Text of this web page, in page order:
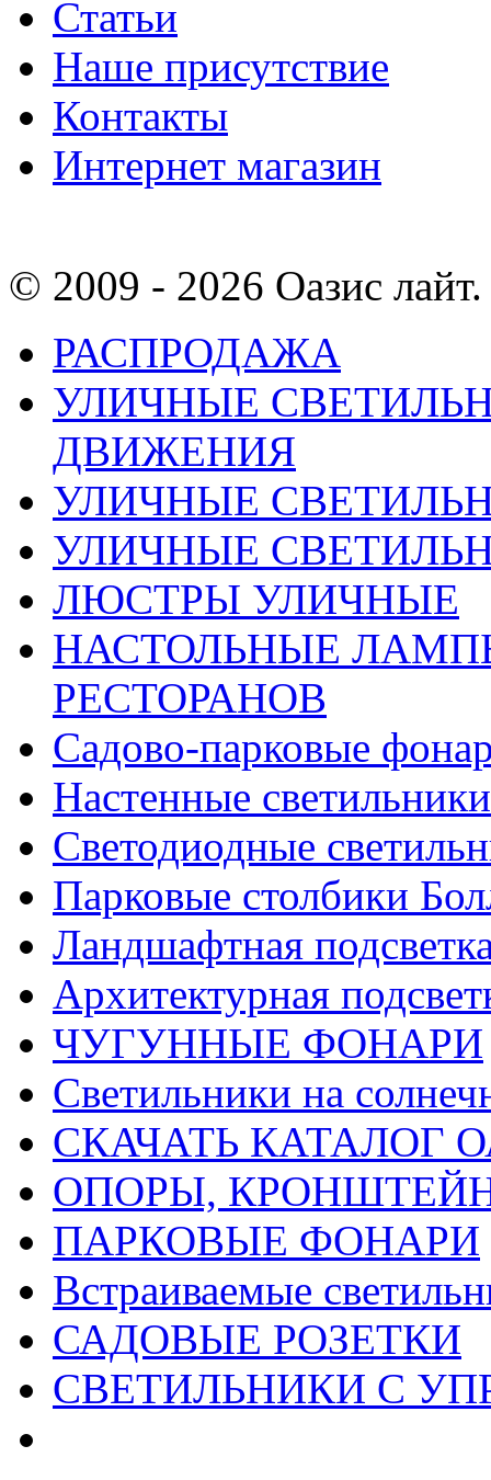
Статьи
Наше присутствие
Контакты
Интернет магазин
© 2009 - 2026 Оазис
РАСПРОДАЖА
УЛИЧНЫЕ
ДВИЖЕНИЯ
УЛИЧНЫЕ
УЛИЧНЫЕ
ЛЮСТРЫ УЛИЧНЫЕ
НАСТОЛЬНЫЕ
РЕСТОРАНОВ
Садово-парковые
Настенные светильники
Светодиодные
Парковые столбики
Ландшафтная
Архитектурная
ЧУГУННЫЕ ФОНАРИ
Светильники на
СКАЧАТЬ КАТАЛОГ
ОПОРЫ,
ПАРКОВЫЕ ФОНАРИ
Встраиваемые
САДОВЫЕ РОЗЕТКИ
СВЕТИЛЬНИКИ С